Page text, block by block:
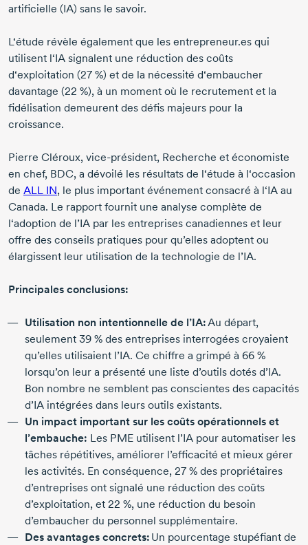
artificielle (IA) sans le savoir.
L‘étude révèle également que les entrepreneur.es qui
utilisent l‘IA signalent une réduction des coûts
d‘exploitation (27 %) et de la nécessité d‘embaucher
davantage (22 %), à un moment où le recrutement et la
fidélisation demeurent des défis majeurs pour la
croissance.
Pierre Cléroux, vice-président, Recherche et économiste
en chef, BDC, a dévoilé les résultats de l‘étude à l‘occasion
de ALL IN, le plus important événement consacré à l‘IA au
Canada. Le rapport fournit une analyse complète de
l‘adoption de l’IA par les entreprises canadiennes et leur
offre des conseils pratiques pour qu’elles adoptent ou
élargissent leur utilisation de la technologie de l’IA.
Principales conclusions:
Utilisation non intentionnelle de l’IA:Au départ,
seulement 39 % des entreprises interrogées croyaient
qu’elles utilisaient l’IA. Ce chiffre a grimpé à 66 %
lorsqu’on leur a présenté une liste d’outils dotés d’IA.
Bon nombre ne semblent pas conscientes des capacités
d’IA intégrées dans leurs outils existants.
Un impact important sur les coûts opérationnels et
l’embauche: Les PME utilisent l’IA pour automatiser les
tâches répétitives, améliorer l’efficacité et mieux gérer
les activités. En conséquence, 27 % des propriétaires
d’entreprises ont signalé une réduction des coûts
d’exploitation, et 22 %, une réduction du besoin
d’embaucher du personnel supplémentaire.
Des avantages concrets: Un pourcentage stupéfiant de